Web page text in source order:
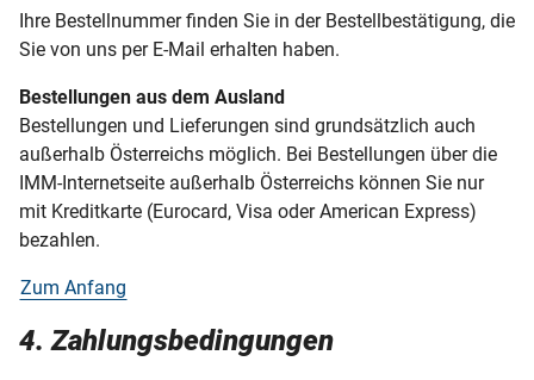
Ihre Bestellnummer finden Sie in der Bestellbestätigung, die
Sie von uns per E-Mail erhalten haben.
Bestellungen aus dem Ausland
Bestellungen und Lieferungen sind grundsätzlich auch
außerhalb Österreichs möglich. Bei Bestellungen über die
IMM-Internetseite außerhalb Österreichs können Sie nur
mit Kreditkarte (Eurocard, Visa oder American Express)
bezahlen.
Zum Anfang
4. Zahlungsbedingungen